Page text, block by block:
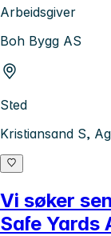
Arbeidsgiver
Boh Bygg AS
Sted
Kristiansand S,
Vi søker
Safe Yards